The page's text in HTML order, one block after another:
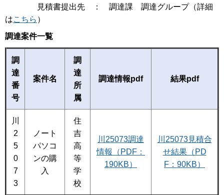
見積書提出先 ： 調達課 調達グループ（詳細
はこちら ）
調達案件一覧
調
達
番
号
案件名
調
達
所
属
調達情報pdf 結果pdf
川
2
5
0
7
3
ノート
パソコ
ンの購
入
住
吉
高
等
学
校
川25073調達
情報（PDF：
190KB）
川25073見積合
せ結果（PD
F：90KB）